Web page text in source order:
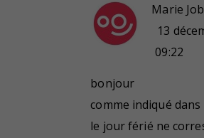
Marie
13
09:22
bonjour
comme indiqué dans
le jour férié ne